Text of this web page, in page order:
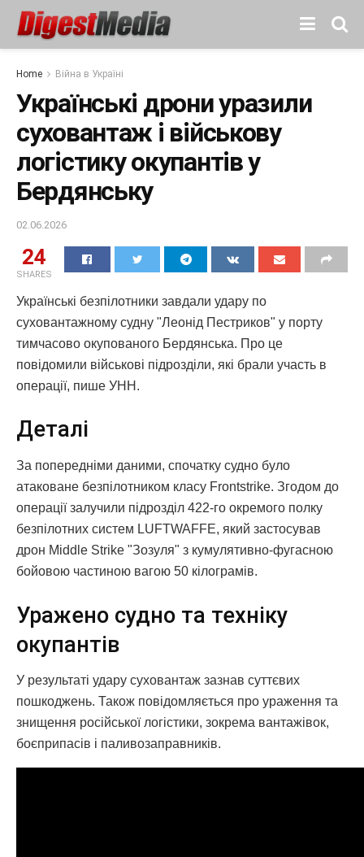
Home Війна в Україні
Українські дрони уразили
суховантаж і військову
логістику окупантів у
Бердянську
02.06.2026
24
SHARES
Українські безпілотники завдали удару по
суховантажному судну "Леонід Пестриков" у порту
тимчасово окупованого Бердянська. Про це
повідомили військові підрозділи, які брали участь в
операції, пише УНН.
Деталі
За попередніми даними, спочатку судно було
атаковане безпілотником класу Frontstrike. Згодом до
операції залучили підрозділ 422-го окремого полку
безпілотних систем LUFTWAFFE, який застосував
дрон Middle Strike "Зозуля" з кумулятивно-фугасною
бойовою частиною вагою 50 кілограмів.
Уражено судно та техніку
окупантів
У результаті удару суховантаж зазнав суттєвих
пошкоджень. Також повідомляється про ураження та
знищення російської логістики, зокрема вантажівок,
боєприпасів і паливозаправників.